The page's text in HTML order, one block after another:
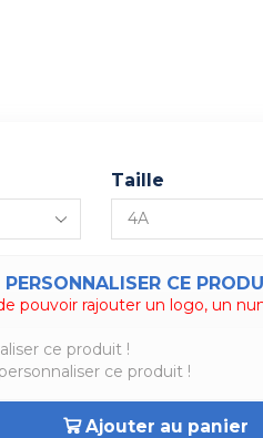
Taille
CE
pouvoir rajouter un logo, un
ce produit !
ce produit !
Ajouter au panier